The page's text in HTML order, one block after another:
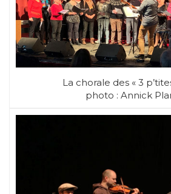
La chorale des « 3
photo : Annick